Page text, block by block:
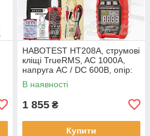
HABOTEST HT208A, струмові
кліщі TrueRMS, AC 1000A,
напруга AC / DC 600В, опір:
60МОм, ємність:100мФ,
частота:
В наявності
1 855 ₴
Купити